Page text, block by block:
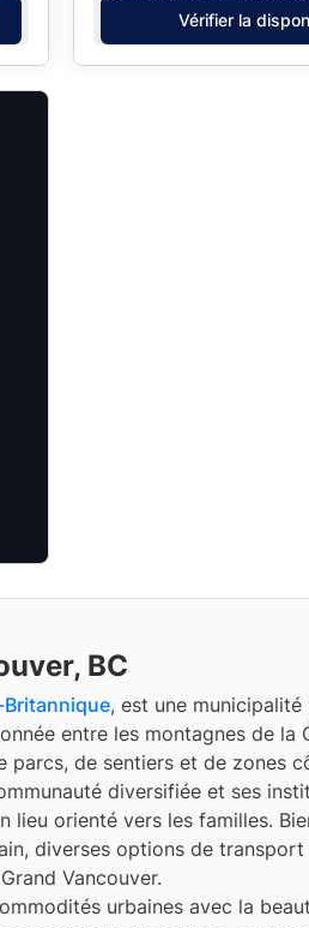
Vérifier la
BC
, est une
entre les montagnes de la
parcs, de sentiers et de zones
diversifiée et ses
orienté vers les familles.
diverses options de
Vancouver.
urbaines avec la